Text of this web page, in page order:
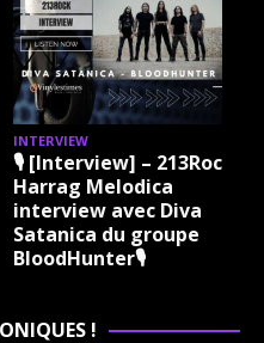
INTERVIEW
🎙 [Interview] – 213Rock
Harrag Melodica
interview avec Diva
Satanica du groupe
BloodHunter🎙
!